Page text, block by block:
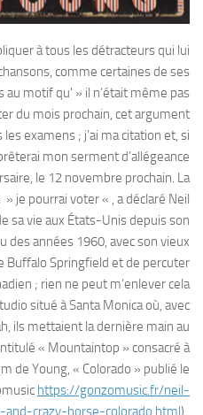
à tous les détracteurs qui lui
comme certaines de ses
au motif qu' » il n’était même pas
du mois prochain, cet argument
les examens ; j’ai ma citation et, si
mon serment d’allégeance
le 12 novembre prochain. La
je pourrai voter « , a déclaré Neil
sa vie aux États-Unis depuis son
des années 1960, avec son vieux
Buffalo Springfield et de percuter
; rien ne peut m’enlever cela
situé à Santa Monica où, avec
ils mettaient la dernière main au
« Mountaintop » consacré à
de Young, « Colorado » publié le
https://gonzomusic.fr/neil-
and-crazy-horse-colorado.html) .